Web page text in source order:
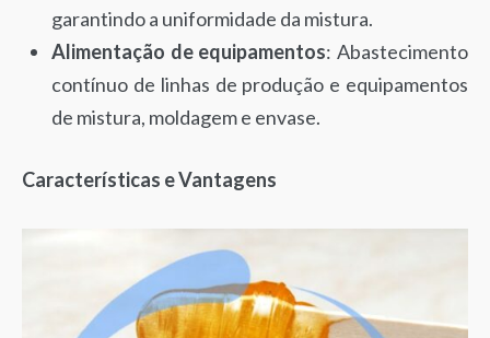
garantindo a uniformidade da mistura.
Alimentação de equipamentos: Abastecimento
contínuo de linhas de produção e equipamentos
de mistura, moldagem e envase.
Características e Vantagens